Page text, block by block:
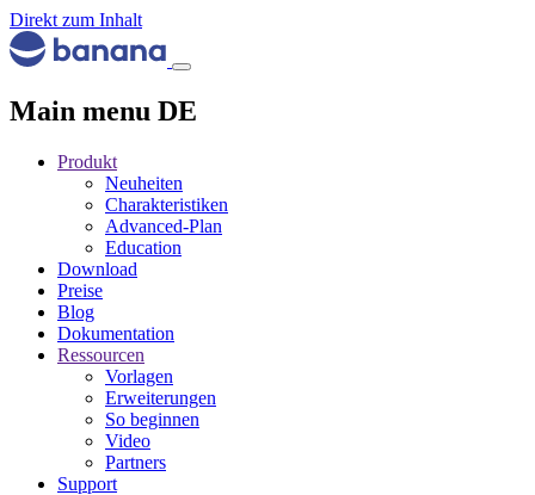
Direkt zum Inhalt
Main menu DE
Produkt
Neuheiten
Charakteristiken
Advanced-Plan
Education
Download
Preise
Blog
Dokumentation
Ressourcen
Vorlagen
Erweiterungen
So beginnen
Video
Partners
Support